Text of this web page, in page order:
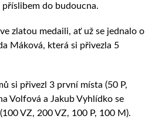
do budoucna.
zlatou medaili, ať už se jednalo o
Máková, která si přivezla 5
si přivezl 3 první místa (50 P,
Volfová a Jakub Vyhlídko se
VZ, 200 VZ, 100 P, 100 M).